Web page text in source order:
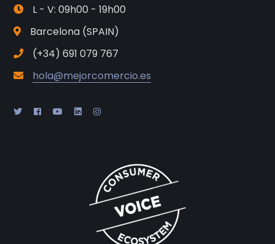
L - V: 09h00 - 19h00
Barcelona (SPAIN)
(+34) 691 079 767
hola@mejorcomercio.es